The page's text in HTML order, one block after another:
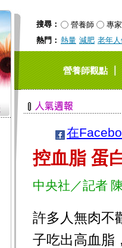
搜尋： 營養師
專家
熱門： 熱量 減肥 老年
營養師觀點｜
在
控血脂 蛋
中央社／記者
許多人無肉不
子吃出高血脂